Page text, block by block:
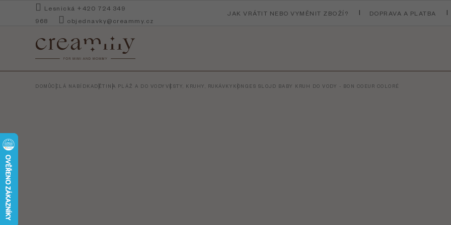
Lesnická +420 724 349
968
objednavky@creammy.cz
JAK VRÁTIT NEBO VYMĚNIT ZBOŽÍ? DOPRAVA A PLATBA
DOMŮCELÁ NABÍDKADĚTI NA PLÁŽ A DO VODY VESTY, KRUHY, RUKÁVKY KONGES SLOJD BABY KRUH DO VODY - BON COEUR COLORÉ